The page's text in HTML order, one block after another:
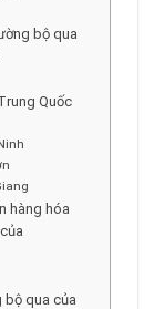
bộ qua
Quốc
hàng hóa
bộ qua của